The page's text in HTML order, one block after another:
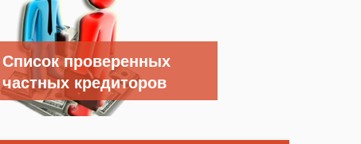
Список проверенных
частных кредиторов